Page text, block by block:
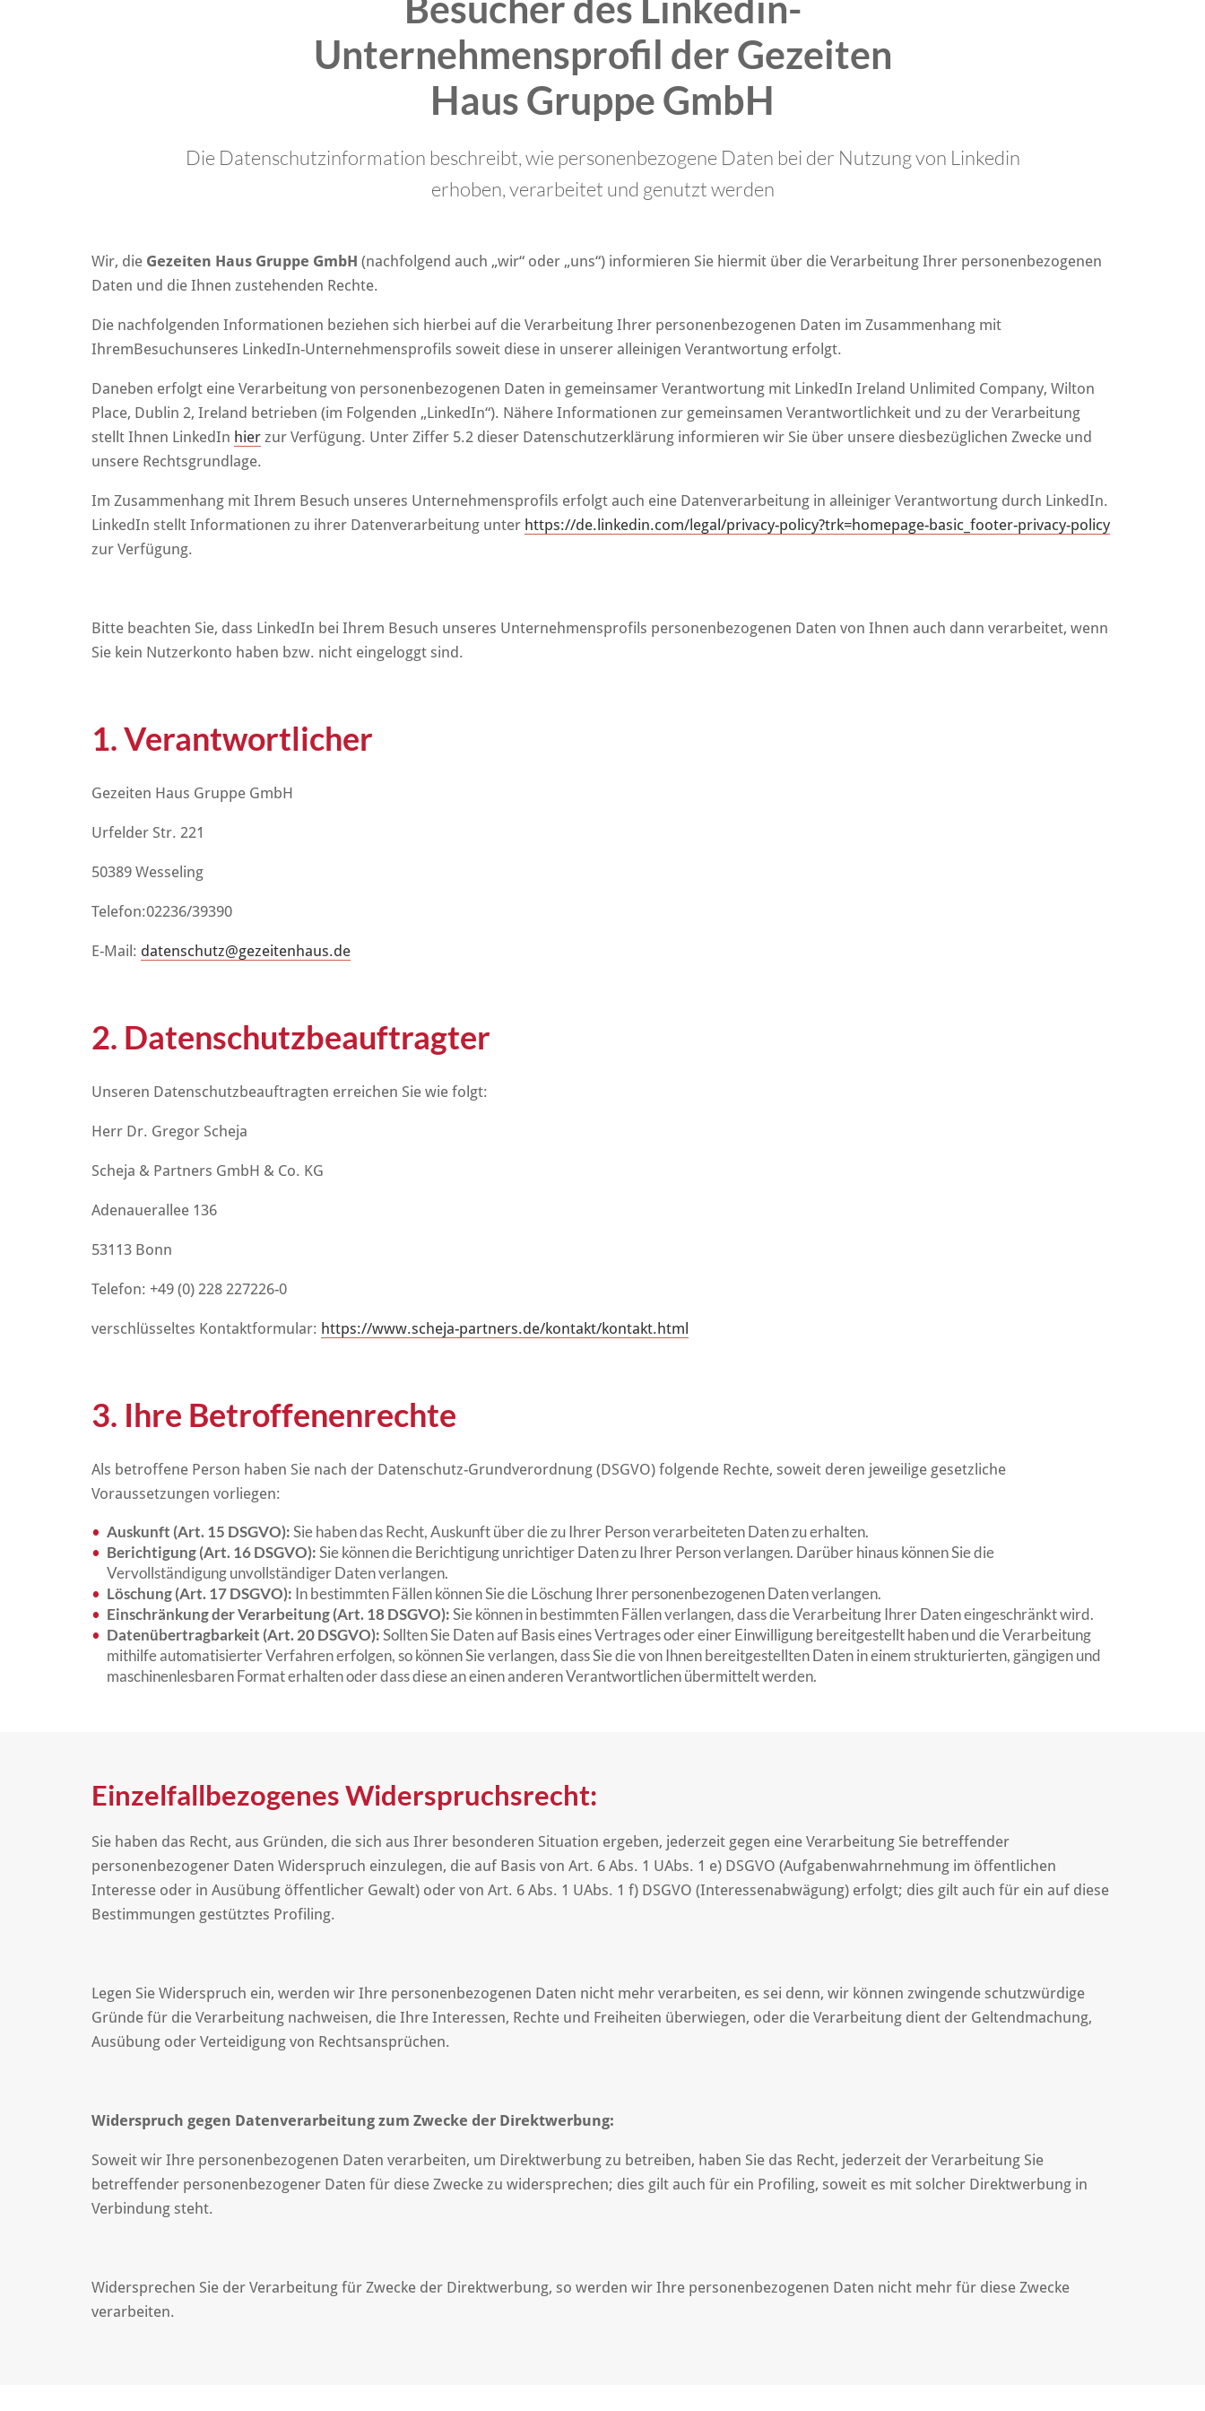
Unternehmensprofil der Gezeiten
Haus Gruppe GmbH
Die Datenschutzinformation beschreibt, wie personenbezogene Daten bei der Nutzung von Linkedin
erhoben, verarbeitet und genutzt werden
Wir, die Gezeiten Haus Gruppe GmbH (nachfolgend auch „wir“ oder „uns“) informieren Sie hiermit über die Verarbeitung Ihrer personenbezogenen
Daten und die Ihnen zustehenden Rechte.
Die nachfolgenden Informationen beziehen sich hierbei auf die Verarbeitung Ihrer personenbezogenen Daten im Zusammenhang mit
IhremBesuchunseres LinkedIn-Unternehmensprofils soweit diese in unserer alleinigen Verantwortung erfolgt.
Daneben erfolgt eine Verarbeitung von personenbezogenen Daten in gemeinsamer Verantwortung mit LinkedIn Ireland Unlimited Company, Wilton
Place, Dublin 2, Ireland betrieben (im Folgenden „LinkedIn“). Nähere Informationen zur gemeinsamen Verantwortlichkeit und zu der Verarbeitung
stellt Ihnen LinkedIn hier zur Verfügung. Unter Ziffer 5.2 dieser Datenschutzerklärung informieren wir Sie über unsere diesbezüglichen Zwecke und
unsere Rechtsgrundlage.
Im Zusammenhang mit Ihrem Besuch unseres Unternehmensprofils erfolgt auch eine Datenverarbeitung in alleiniger Verantwortung durch LinkedIn.
LinkedIn stellt Informationen zu ihrer Datenverarbeitung unter https://de.linkedin.com/legal/privacy-policy?trk=homepage-basic_footer-privacy-policy
zur Verfügung.
Bitte beachten Sie, dass LinkedIn bei Ihrem Besuch unseres Unternehmensprofils personenbezogenen Daten von Ihnen auch dann verarbeitet, wenn
Sie kein Nutzerkonto haben bzw. nicht eingeloggt sind.
1. Verantwortlicher
Gezeiten Haus Gruppe GmbH
Urfelder Str. 221
50389 Wesseling
Telefon:02236/39390
E-Mail: datenschutz@gezeitenhaus.de
2. Datenschutzbeauftragter
Unseren Datenschutzbeauftragten erreichen Sie wie folgt:
Herr Dr. Gregor Scheja
Scheja & Partners GmbH & Co. KG
Adenauerallee 136
53113 Bonn
Telefon: +49 (0) 228 227226-0
verschlüsseltes Kontaktformular: https://www.scheja-partners.de/kontakt/kontakt.html
3. Ihre Betroffenenrechte
Als betroffene Person haben Sie nach der Datenschutz-Grundverordnung (DSGVO) folgende Rechte, soweit deren jeweilige gesetzliche
Voraussetzungen vorliegen:
Auskunft (Art. 15 DSGVO):Sie haben das Recht, Auskunft über die zu Ihrer Person verarbeiteten Daten zu erhalten.
Berichtigung (Art. 16 DSGVO):Sie können die Berichtigung unrichtiger Daten zu Ihrer Person verlangen. Darüber hinaus können Sie die
Vervollständigung unvollständiger Daten verlangen.
Löschung (Art. 17 DSGVO): In bestimmten Fällen können Sie die Löschung Ihrer personenbezogenen Daten verlangen.
Einschränkung der Verarbeitung (Art. 18 DSGVO):Sie können in bestimmten Fällen verlangen, dass die Verarbeitung Ihrer Daten eingeschränkt wird.
Datenübertragbarkeit (Art. 20 DSGVO):Sollten Sie Daten auf Basis eines Vertrages oder einer Einwilligung bereitgestellt haben und die Verarbeitung
mithilfe automatisierter Verfahren erfolgen, so können Sie verlangen, dass Sie die von Ihnen bereitgestellten Daten in einem strukturierten, gängigen und
maschinenlesbaren Format erhalten oder dass diese an einen anderen Verantwortlichen übermittelt werden.
Einzelfallbezogenes Widerspruchsrecht:
Sie haben das Recht, aus Gründen, die sich aus Ihrer besonderen Situation ergeben, jederzeit gegen eine Verarbeitung Sie betreffender
personenbezogener Daten Widerspruch einzulegen, die auf Basis von Art. 6 Abs. 1 UAbs. 1 e) DSGVO (Aufgabenwahrnehmung im öffentlichen
Interesse oder in Ausübung öffentlicher Gewalt) oder von Art. 6 Abs. 1 UAbs. 1 f) DSGVO (Interessenabwägung) erfolgt; dies gilt auch für ein auf diese
Bestimmungen gestütztes Profiling.
Legen Sie Widerspruch ein, werden wir Ihre personenbezogenen Daten nicht mehr verarbeiten, es sei denn, wir können zwingende schutzwürdige
Gründe für die Verarbeitung nachweisen, die Ihre Interessen, Rechte und Freiheiten überwiegen, oder die Verarbeitung dient der Geltendmachung,
Ausübung oder Verteidigung von Rechtsansprüchen.
Widerspruch gegen Datenverarbeitung zum Zwecke der Direktwerbung:
Soweit wir Ihre personenbezogenen Daten verarbeiten, um Direktwerbung zu betreiben, haben Sie das Recht, jederzeit der Verarbeitung Sie
betreffender personenbezogener Daten für diese Zwecke zu widersprechen; dies gilt auch für ein Profiling, soweit es mit solcher Direktwerbung in
Verbindung steht.
Widersprechen Sie der Verarbeitung für Zwecke der Direktwerbung, so werden wir Ihre personenbezogenen Daten nicht mehr für diese Zwecke
verarbeiten.